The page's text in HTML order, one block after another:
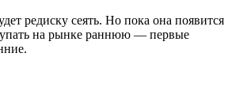
редиску сеять. Но пока она появится
на рынке раннюю — первые